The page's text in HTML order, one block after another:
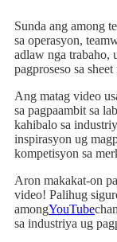
Sunda ang among
sa operasyon,
adlaw nga trabaho,
pagproseso sa sheet
Ang matag video
sa pagpaambit sa
kahibalo sa
inspirasyon ug
kompetisyon sa
Aron makakat-on
video! Palihug
amongYouTube
sa industriya ug